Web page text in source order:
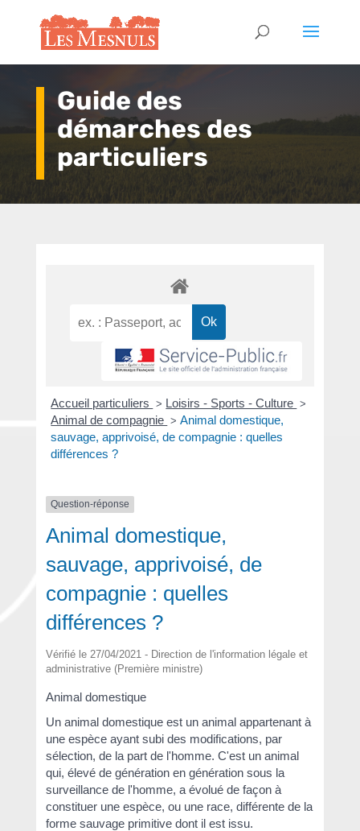
Guide des
démarches des
particuliers
Accueil particuliers > Loisirs - Sports - Culture >
Animal de compagnie > Animal domestique,
sauvage, apprivoisé, de compagnie : quelles
différences ?
Question-réponse
Animal domestique,
sauvage, apprivoisé, de
compagnie : quelles
différences ?
Vérifié le 27/04/2021 - Direction de l'information légale et
administrative (Première ministre)
Animal domestique
Un animal domestique est un animal appartenant à
une espèce ayant subi des modifications, par
sélection, de la part de l'homme. C'est un animal
qui, élevé de génération en génération sous la
surveillance de l'homme, a évolué de façon à
constituer une espèce, ou une race, différente de la
forme sauvage primitive dont il est issu.